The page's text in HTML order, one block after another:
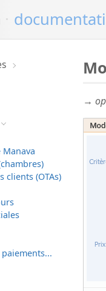
·
clients (OTAs)
→